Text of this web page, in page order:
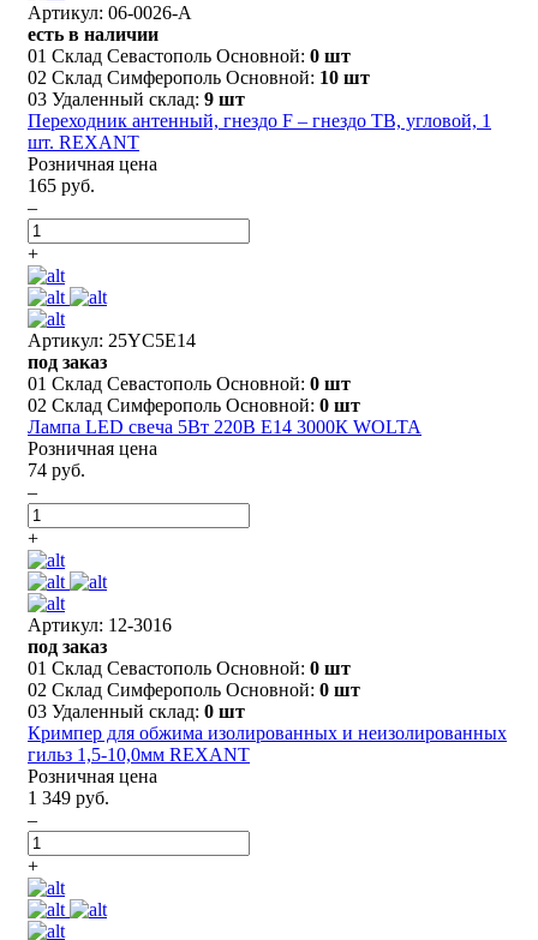
Артикул: 06-0026-A
есть в наличии
01 Склад Севастополь Основной: 0 шт
02 Склад Симферополь Основной: 10 шт
03 Удаленный склад: 9 шт
Переходник антенный, гнездо F – гнездо ТВ, угловой, 1
шт. REXANT
Розничная цена
165 руб.
–
+
Артикул: 25YC5E14
под заказ
01 Склад Севастополь Основной: 0 шт
02 Склад Симферополь Основной: 0 шт
Лампа LED свеча 5Вт 220В E14 3000К WOLTA
Розничная цена
74 руб.
–
+
Артикул: 12-3016
под заказ
01 Склад Севастополь Основной: 0 шт
02 Склад Симферополь Основной: 0 шт
03 Удаленный склад: 0 шт
Кримпер для обжима изолированных и неизолированных
гильз 1,5-10,0мм REXANT
Розничная цена
1 349 руб.
–
+